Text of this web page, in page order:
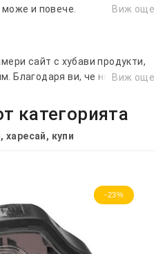
и повече.
Виж още
сайт с хубави продукти,
Благодаря ви, че някоиВиж още
категорията
харесай, купи
-23%